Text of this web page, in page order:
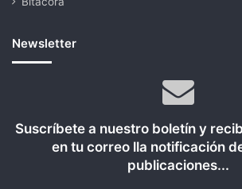
Newsletter
Suscríbete a nuestro boletín y
en tu correo lla notificación
publicaciones...